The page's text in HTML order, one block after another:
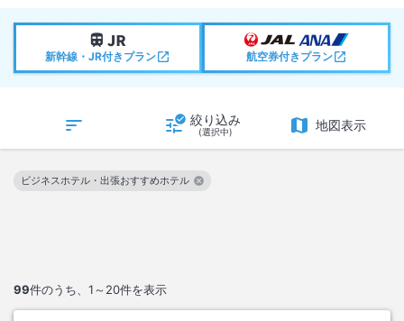
新幹線・JR付きプラン 航空券付きプラン
絞り込み
(選択中) 地図表示
99件のうち、 1～20件を表示
ビジネスホテル・出張おすすめホテル
この絞り込み条件を解除